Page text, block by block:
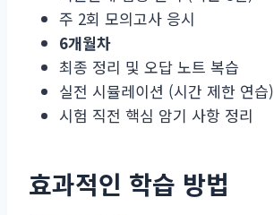
주 2회 모의고사 응시
6개월차
최종 정리 및 오답 노트 복습
실전 시뮬레이션 (시간 제한 연습)
시험 직전 핵심 암기 사항 정리
효과적인 학습 방법